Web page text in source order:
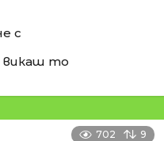
с
викаш то
702 9